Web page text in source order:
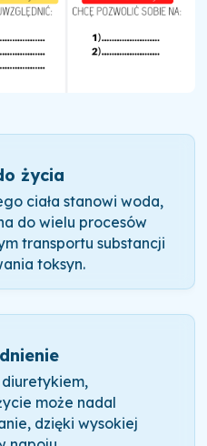
życia
ciała stanowi woda,
do wielu procesów
transportu substancji
toksyn.
może nadal
dzięki wysokiej